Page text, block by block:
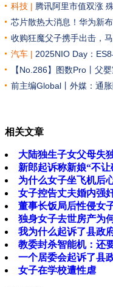
科技 | 腾讯阿里市值双涨
芯片散热大消息！华为新
收购狂魔父子携手出击，
汽车 | 2025NIO Day：
【No.286】图数Pro丨父
前主编Global丨外媒：通
相关文章
大陆独生子女父母失
新郎起诉称新娘“不让
为什么女子坐飞机后
女子控告丈夫婚内强
董事长饭局后性侵女
独身女子去世房产为
我为什么起诉了县政
教委封杀智能机：还
一个居委会起诉了县
女子在学校遭性虐